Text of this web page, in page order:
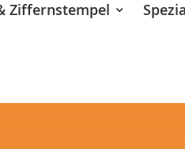
Ziffernstempel